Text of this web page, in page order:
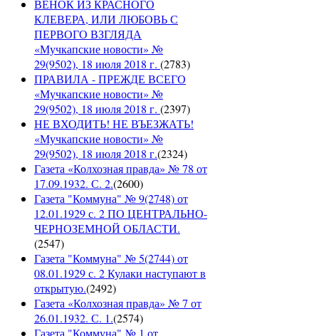
ВЕНОК ИЗ КРАСНОГО
КЛЕВЕРА, ИЛИ ЛЮБОВЬ С
ПЕРВОГО ВЗГЛЯДА
«Мучкапские новости» №
29(9502), 18 июля 2018 г. (2783)
ПРАВИЛА - ПРЕЖДЕ ВСЕГО
«Мучкапские новости» №
29(9502), 18 июля 2018 г. (2397)
НЕ ВХОДИТЬ! НЕ ВЪЕЗЖАТЬ!
«Мучкапские новости» №
29(9502), 18 июля 2018 г.(2324)
Газета «Колхозная правда» № 78 от
17.09.1932. С. 2.(2600)
Газета "Коммуна" № 9(2748) от
12.01.1929 с. 2 ПО ЦЕНТРАЛЬНО-
ЧЕРНОЗЕМНОЙ ОБЛАСТИ.
(2547)
Газета "Коммуна" № 5(2744) от
08.01.1929 с. 2 Кулаки наступают в
открытую.(2492)
Газета «Колхозная правда» № 7 от
26.01.1932. С. 1.(2574)